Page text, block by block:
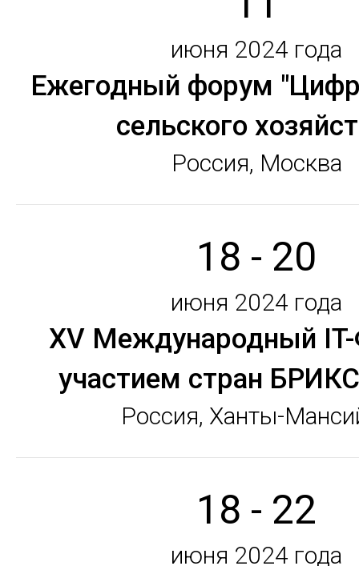
июня 2024 года
Ежегодный форум
сельского
Россия, Москва
18 - 20
июня 2024 года
XV Международный
участием стран
Россия, Ханты-
18 - 22
июня 2024 года